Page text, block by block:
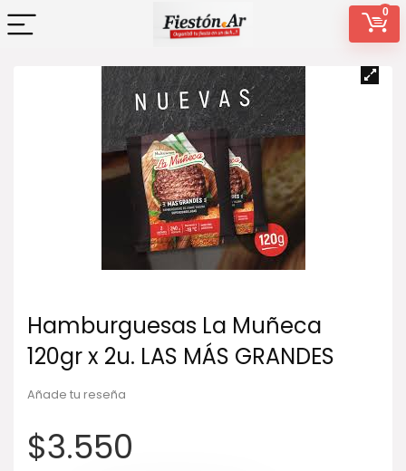
0
Hamburguesas La Muñeca
120gr x 2u. LAS MÁS GRANDES
Añade tu reseña
$3.550